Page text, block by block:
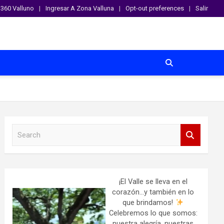
360 Valluno Ingresar A Zona Valluna Opt-out preferences Salir
¡El Valle se lleva en el
corazón…y también en lo
que brindamos!
Celebremos lo que somos: